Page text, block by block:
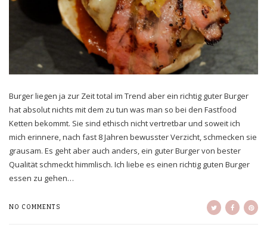
Burger liegen ja zur Zeit total im Trend aber ein richtig guter Burger
hat absolut nichts mit dem zu tun was man so bei den Fastfood
Ketten bekommt. Sie sind ethisch nicht vertretbar und soweit ich
mich erinnere, nach fast 8 Jahren bewusster Verzicht, schmecken sie
grausam. Es geht aber auch anders, ein guter Burger von bester
Qualität schmeckt himmlisch. Ich liebe es einen richtig guten Burger
essen zu gehen…
NO COMMENTS